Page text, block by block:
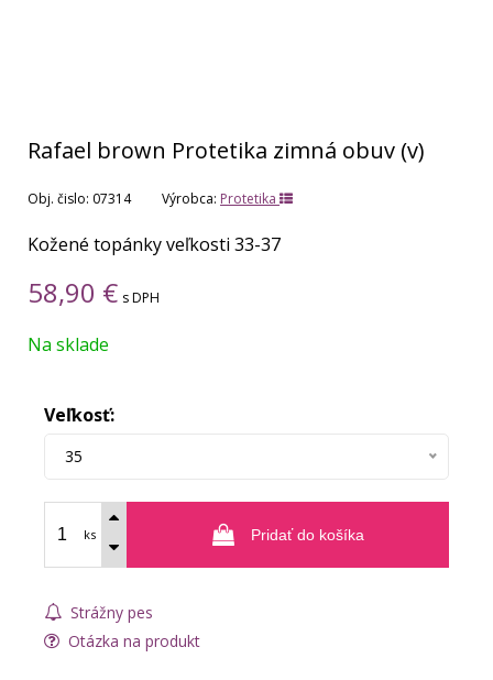
Rafael brown Protetika zimná obuv (v)
Obj. čislo: 07314 Výrobca: Protetika
Kožené topánky veľkosti 33-37
58,90 € s DPH
Na sklade
Veľkosť:
35
ks Pridať do košíka
Strážny pes
Otázka na produkt